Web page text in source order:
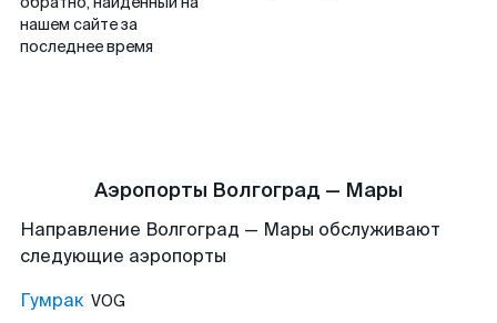
нашем сайте за
последнее время
Аэропорты Волгоград — Мары
Направление Волгоград — Мары обслуживают
следующие аэропорты
Гумрак VOG